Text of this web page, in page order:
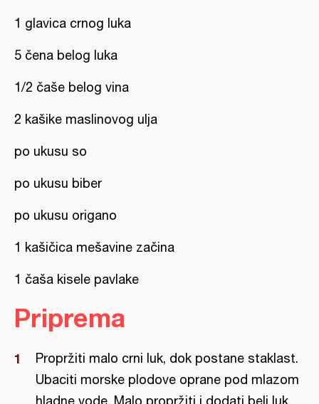
1 glavica crnog luka
5 čena belog luka
1/2 čaše belog vina
2 kašike maslinovog ulja
po ukusu so
po ukusu biber
po ukusu origano
1 kašičica mešavine začina
1 čaša kisele pavlake
Priprema
Propržiti malo crni luk, dok postane staklast.
Ubaciti morske plodove oprane pod mlazom
hladne vode. Malo propržiti i dodati beli luk,